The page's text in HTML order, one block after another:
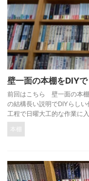
壁一面の本棚をDIY
前回はこちら 壁一面の本
の結構長い説明でDIYらし
工程で日曜大工的な作業に
本棚